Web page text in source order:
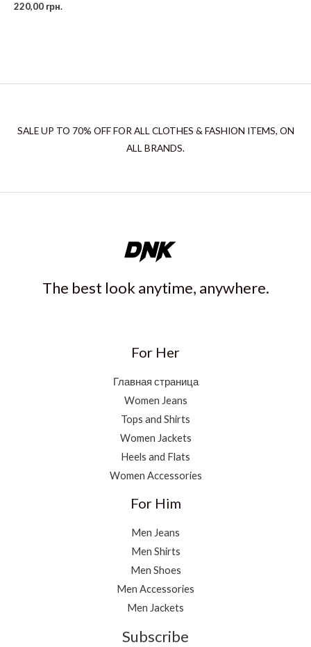
220,00 грн.
SALE UP TO 70% OFF FOR ALL CLOTHES & FASHION ITEMS, ON
ALL BRANDS.
The best look anytime, anywhere.
For Her
Главная страница
Women Jeans
Tops and Shirts
Women Jackets
Heels and Flats
Women Accessories
For Him
Men Jeans
Men Shirts
Men Shoes
Men Accessories
Men Jackets
Subscribe